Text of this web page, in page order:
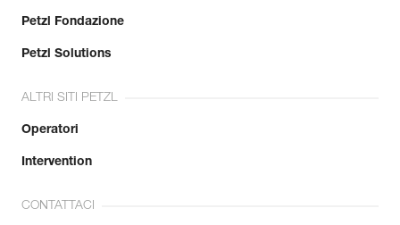
Petzl Fondazione
Petzl Solutions
ALTRI SITI PETZL
Operatori
Intervention
CONTATTACI